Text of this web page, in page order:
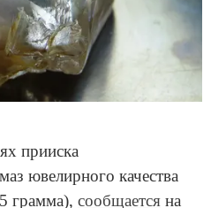
прииска
ювелирного качества
грамма), сообщается на